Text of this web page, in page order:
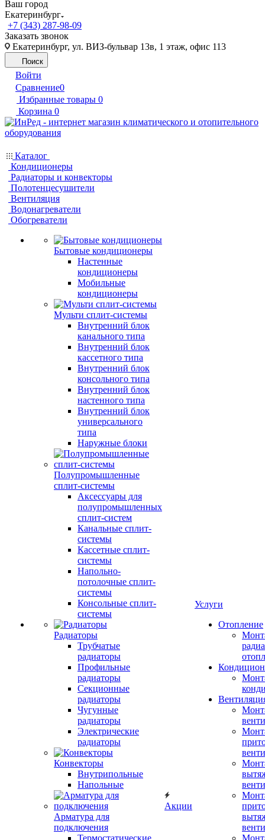
Ваш город
Екатеринбург
+7 (343) 287-98-09
Заказать звонок
Екатеринбург, ул. ВИЗ-бульвар 13в, 1 этаж, офис 113
Поиск
Войти
Сравнение0
Избранные товары 0
Корзина 0
Каталог
Кондиционеры
Радиаторы и конвекторы
Полотенцесушители
Вентиляция
Водонагреватели
Обогреватели
Бытовые кондиционеры
Настенные
кондиционеры
Мобильные
кондиционеры
Мульти сплит-системы
Внутренний блок
канального типа
Внутренний блок
кассетного типа
Внутренний блок
консольного типа
Внутренний блок
настенного типа
Внутренний блок
универсального
типа
Наружные блоки
Полупромышленные
сплит-системы
Аксессуары для
полупромышленных
сплит-систем
Канальные сплит-
системы
Кассетные сплит-
системы
Напольно-
потолочные сплит-
системы
Консольные сплит-
системы
Радиаторы
Трубчатые
радиаторы
Профильные
радиаторы
Секционные
радиаторы
Чугунные
радиаторы
Электрические
радиаторы
Конвекторы
Внутрипольные
Напольные
Арматура для
подключения
Термостатические
Акции
Услуги
Отопление